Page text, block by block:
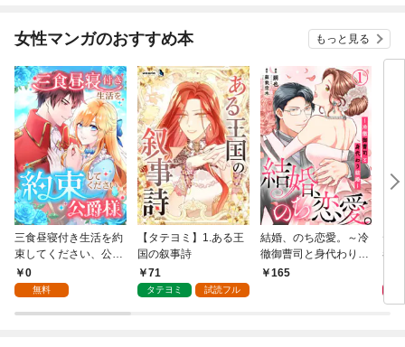
女性マンガのおすすめ本 もっと見る
三食昼寝付き生活を約
束してください、公爵
様 1話
0
無料
【タテヨミ】1.ある王
国の叙事詩
71
タテヨミ 試読フル
結婚、のち恋愛。～冷
徹御曹司と身代わり結
婚～1
165
デ
者